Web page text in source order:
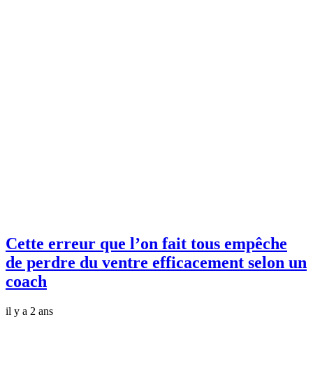
Cette erreur que l’on fait tous empêche
de perdre du ventre efficacement selon un
coach
il y a 2 ans